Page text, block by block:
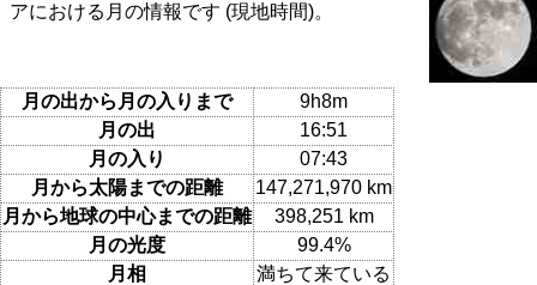
アにおける月の情報です (現地時間)。
月の出から月の入りまで
9h8m
月の出
16:51
月の入り
07:43
月から太陽までの距離
147,271,970 km
月から地球の中心までの距離
398,251 km
月の光度
99.4%
月相
満ちて来ている